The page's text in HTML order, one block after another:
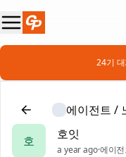
📣 24기
에이전트 /
호
호잇
a year ago·에이